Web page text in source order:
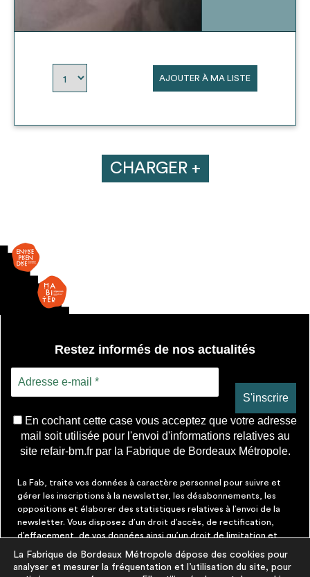
AJOUTER À MA LISTE
CHARGER +
Restez informés de nos actualités
En cochant cette case vous acceptez que votre adresse
mail soit utilisée pour l'envoi d'informations relatives au
site refair-bm.fr par la Fabrique de Bordeaux Métropole.
La Fab, traite vos données à caractère personnel pour suivre et
gérer les inscriptions à la newsletter, les désabonnements, les
oppositions et élaborer des statistiques relatives à l’envoi de la
newsletter. Vous disposez d’un droit d’accès, de rectification,
d’effacement, de vos données ainsi qu’un droit de limitation et
moment faire cesser ces communications en cliquant sur le lien de
désinscription figurant dans chaque message. Vous pouvez
La Fabrique de Bordeaux Métropole dépose des cookies pour
analyser et mesurer la fréquentation et l’utilisation du site, pour